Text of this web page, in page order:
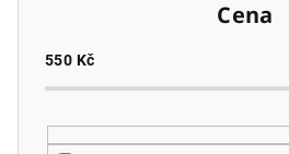
Cena
550 Kč